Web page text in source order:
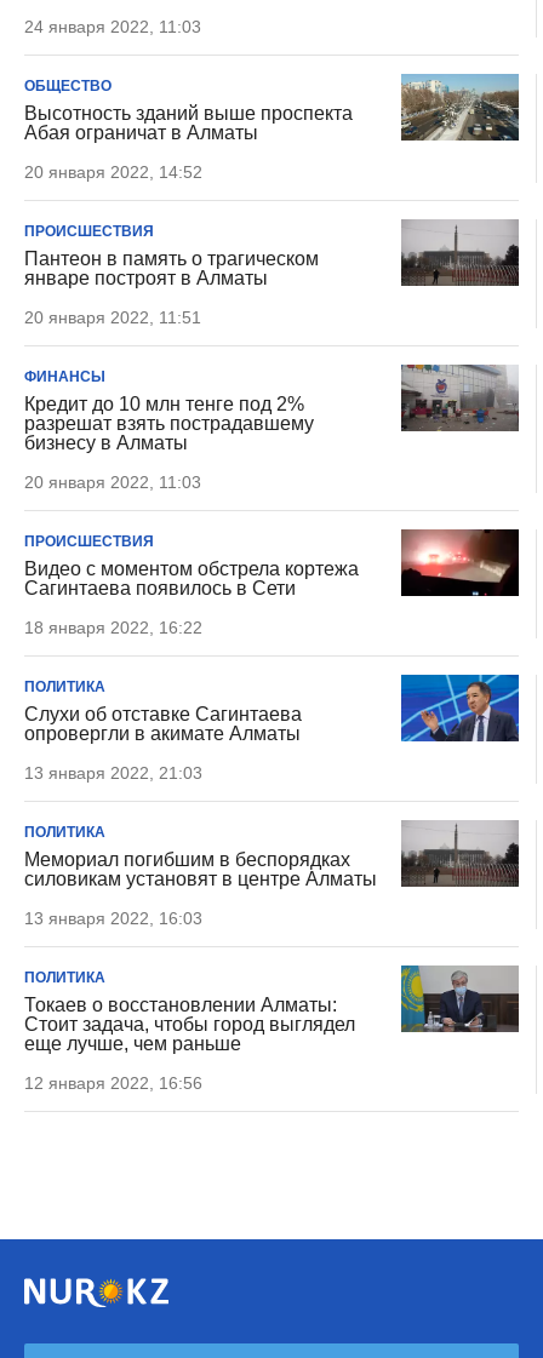
24 января 2022, 11:03
ОБЩЕСТВО
Высотность зданий выше проспекта
Абая ограничат в Алматы
20 января 2022, 14:52
ПРОИСШЕСТВИЯ
Пантеон в память о трагическом
январе построят в Алматы
20 января 2022, 11:51
ФИНАНСЫ
Кредит до 10 млн тенге под 2%
разрешат взять пострадавшему
бизнесу в Алматы
20 января 2022, 11:03
ПРОИСШЕСТВИЯ
Видео с моментом обстрела кортежа
Сагинтаева появилось в Сети
18 января 2022, 16:22
ПОЛИТИКА
Слухи об отставке Сагинтаева
опровергли в акимате Алматы
13 января 2022, 21:03
ПОЛИТИКА
Мемориал погибшим в беспорядках
силовикам установят в центре Алматы
13 января 2022, 16:03
ПОЛИТИКА
Токаев о восстановлении Алматы:
Стоит задача, чтобы город выглядел
еще лучше, чем раньше
12 января 2022, 16:56